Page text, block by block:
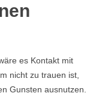
es Kontakt mit
nicht zu trauen ist,
Gunsten ausnutzen.